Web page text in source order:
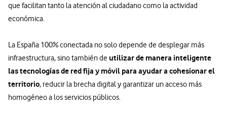
que facilitan tanto la atención al ciudadano como la actividad
económica.
La España 100% conectada no solo depende de desplegar más
infraestructura, sino también de utilizar de manera inteligente
las tecnologías de red fija y móvil para ayudar a cohesionar el
territorio, reducir la brecha digital y garantizar un acceso más
homogéneo a los servicios públicos.